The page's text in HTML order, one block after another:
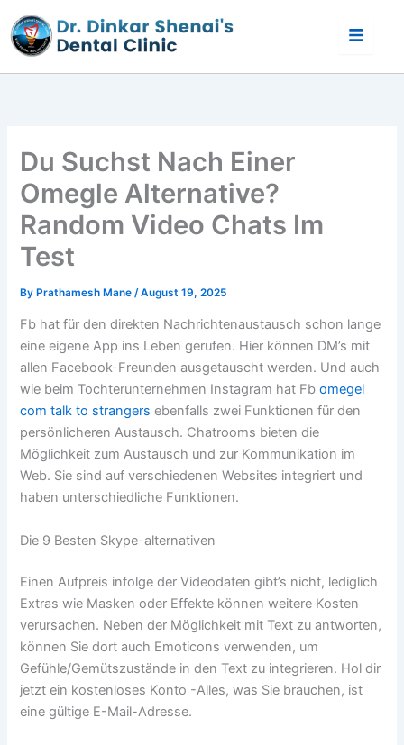
to
content
Du Suchst Nach Einer
Omegle Alternative?
Random Video Chats Im
Test
ByPrathamesh Mane/August 19, 2025
Fb hat für den direkten Nachrichtenaustausch schon lange
eine eigene App ins Leben gerufen. Hier können DM’s mit
allen Facebook-Freunden ausgetauscht werden. Und auch
wie beim Tochterunternehmen Instagram hat Fbomegel
com talk to strangers ebenfalls zwei Funktionen für den
persönlicheren Austausch. Chatrooms bieten die
Möglichkeit zum Austausch und zur Kommunikation im
Web. Sie sind auf verschiedenen Websites integriert und
haben unterschiedliche Funktionen.
Die 9 Besten Skype-alternativen
Einen Aufpreis infolge der Videodaten gibt’s nicht, lediglich
Extras wie Masken oder Effekte können weitere Kosten
verursachen. Neben der Möglichkeit mit Text zu antworten,
können Sie dort auch Emoticons verwenden, um
Gefühle/Gemütszustände in den Text zu integrieren. Hol dir
jetzt ein kostenloses Konto -Alles, was Sie brauchen, ist
eine gültige E-Mail-Adresse.